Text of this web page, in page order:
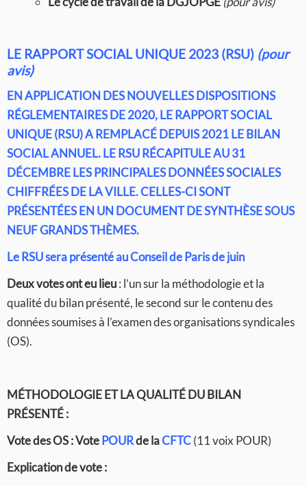
LE RAPPORT SOCIAL UNIQUE 2023 (RSU) (pour
avis)
EN APPLICATION DES NOUVELLES DISPOSITIONS
RÉGLEMENTAIRES DE 2020, LE RAPPORT SOCIAL
UNIQUE (RSU) A REMPLACÉ DEPUIS 2021 LE BILAN
SOCIAL ANNUEL.LE RSU RÉCAPITULE AU 31
DÉCEMBRE LES PRINCIPALES DONNÉES SOCIALES
CHIFFRÉES DE LA VILLE. CELLES-CI SONT
PRÉSENTÉES EN UN DOCUMENT DE SYNTHÈSE SOUS
NEUF GRANDS THÈMES.
Le RSU sera présenté au Conseil de Paris de juin
Deux votes ont eu lieu: l’un sur la méthodologie et la
qualité du bilan présenté, le second sur le contenu des
données soumises à l’examen des organisations syndicales
(OS).
MÉTHODOLOGIE ET LA QUALITÉ DU BILAN
PRÉSENTÉ :
Vote des OS :Vote POURde laCFTC(11 voix POUR)
Explication de vote :